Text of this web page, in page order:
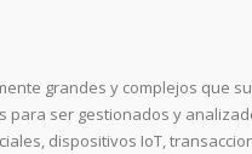
grandes y complejos que
ser gestionados y
dispositivos IoT,